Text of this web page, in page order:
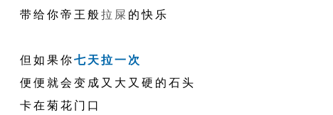
带给你帝王般拉屎 的快乐
但如果你七天拉一次
便便就会变成又大又硬的石头
卡在菊花门口